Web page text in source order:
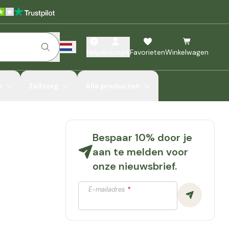
FavorietenWinkelwagen
Bespaar 10% door je
aan te melden voor
onze nieuwsbrief.
E-mailadres *